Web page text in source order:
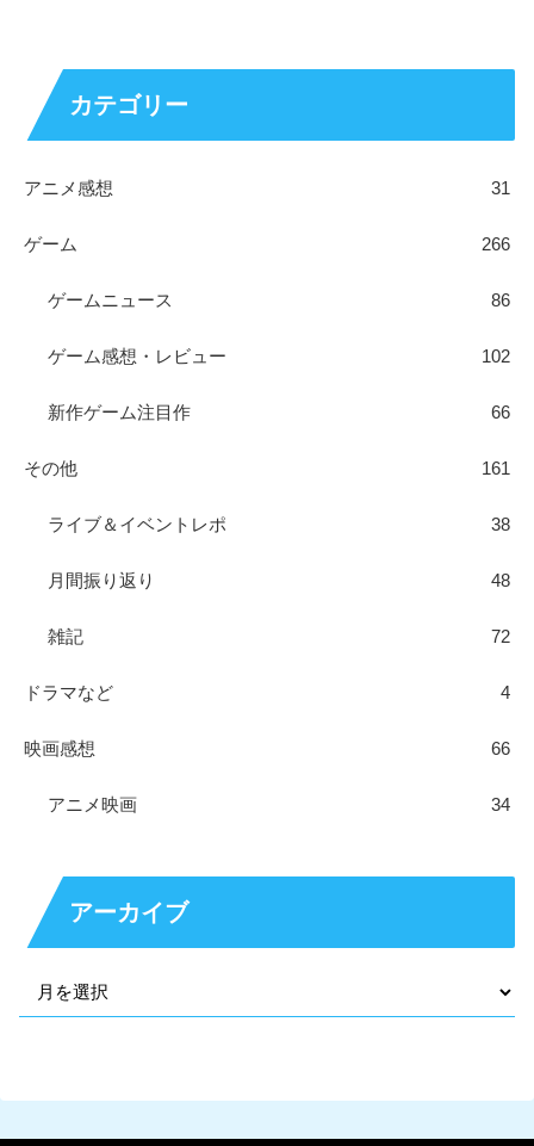
カテゴリー
アニメ感想 31
ゲーム 266
ゲームニュース 86
ゲーム感想・レビュー 102
新作ゲーム注目作 66
その他 161
ライブ＆イベントレポ 38
月間振り返り 48
雑記 72
ドラマなど 4
映画感想 66
アニメ映画 34
アーカイブ